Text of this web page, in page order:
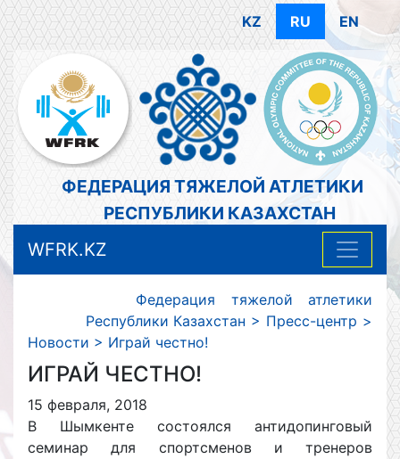
KZ RU EN
ФЕДЕРАЦИЯ ТЯЖЕЛОЙ АТЛЕТИКИ
РЕСПУБЛИКИ КАЗАХСТАН
WFRK.KZ
Федерация тяжелой атлетики
Республики Казахстан > Пресс-центр >
Новости > Играй честно!
ИГРАЙ ЧЕСТНО!
15 февраля, 2018
В Шымкенте состоялся антидопинговый
семинар для спортсменов и тренеров